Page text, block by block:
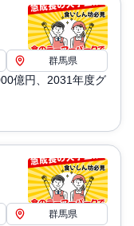
群馬県
億円、2031年度グ
群馬県